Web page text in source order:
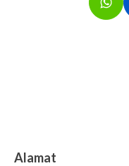
Alamat